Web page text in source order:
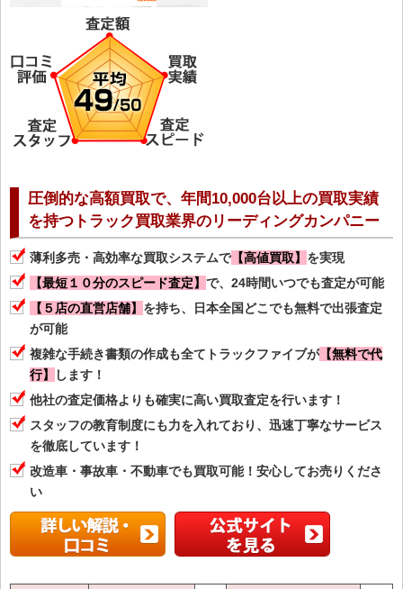
圧倒的な高額買取で、年間10,000台以上の買取実績
を持つトラック買取業界のリーディングカンパニー
薄利多売・高効率な買取システムで 【高値買取】 を実現
【最短１０分のスピード査定】 で、24時間いつでも査定が可能
【５店の直営店舗】 を持ち、日本全国どこでも無料で出張査定
が可能
複雑な手続き書類の作成も全てトラックファイブが 【無料で代
行】
します！
他社の査定価格よりも確実に高い買取査定を行います！
スタッフの教育制度にも力を入れており、迅速丁寧なサービス
を徹底しています！
改造車・事故車・不動車でも買取可能！安心してお売りくださ
い